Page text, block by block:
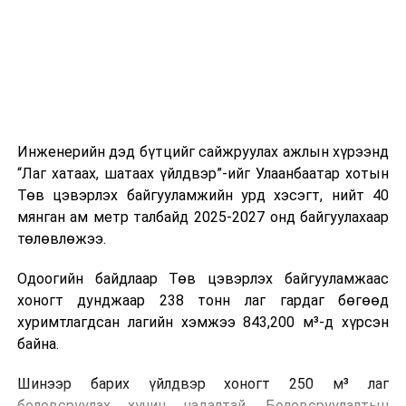
өдөр тутмын ажлын бэлэн байдлыг хангах зэрэг
практик ур чадварыг сургалтын хөтөлбөрт тусгажээ.
Сургалтыг танилцуулах лекц, асуулт-хариулт,
жишээнд суурилсан сургалт, багаар ажиллах дасгал,
танилцах, онцгой нөхцөлд ажиллах дадлага зэрэг
онол, практик хосолсон хэлбэрээр зохион байгуулж
байна.
зохион байгуулах Үндэсний хорооны Ажлын алба,
Инженерийн дэд бүтцийг сайжруулах ажлын хүрээнд
“Лаг хатаах, шатаах үйлдвэр”-ийг Улаанбаатар хотын
Төв цэвэрлэх байгууламжийн урд хэсэгт, нийт 40
мянган ам метр талбайд 2025-2027 онд байгуулахаар
төлөвлөжээ.
Одоогийн байдлаар Төв цэвэрлэх байгууламжаас
хоногт дунджаар 238 тонн лаг гардаг бөгөөд
хуримтлагдсан лагийн хэмжээ 843,200 м³-д хүрсэн
байна.
Шинээр барих үйлдвэр хоногт 250 м³ лаг